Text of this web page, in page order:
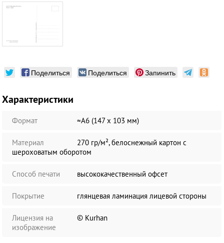
Поделиться Поделиться Запинить
Характеристики
Формат ≈А6 (147 х 103 мм)
Материал
270 гр/м², белоснежный картон с
шероховатым оборотом
Способ печати высококачественный офсет
Покрытие глянцевая ламинация лицевой стороны
Лицензия на
изображение
© Kurhan